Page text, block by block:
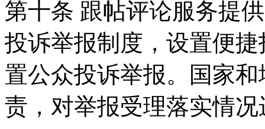
第十条 跟帖评论服务提
投诉举报制度，设置便
置公众投诉举报。国家
责，对举报受理落实情